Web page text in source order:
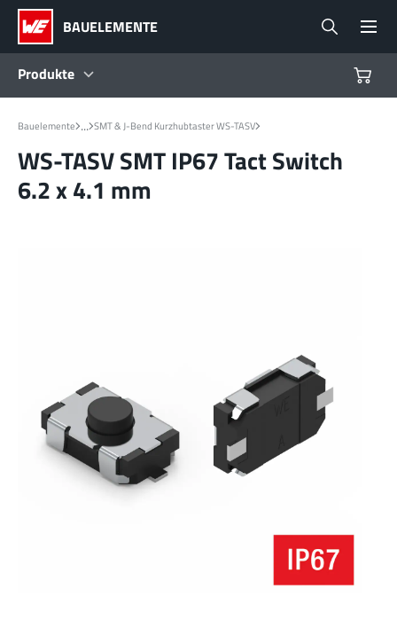
BAUELEMENTE
Produkte
Produkte
Referenzdesigns
Bauelemente ... SMT & J-Bend Kurzhubtaster WS-TASV
WS-TASV SMT IP67 Tact Switch
6.2 x 4.1 mm